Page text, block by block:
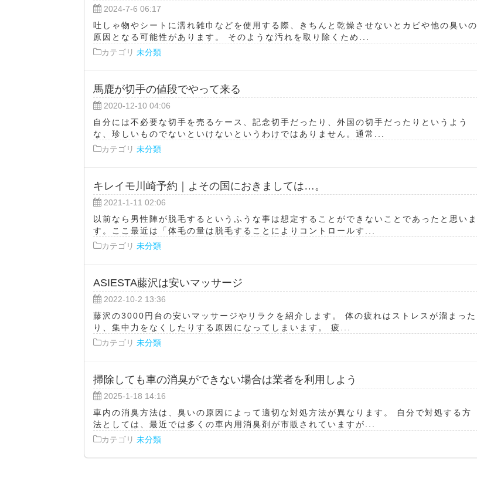
2024-7-6 06:17
吐しゃ物やシートに濡れ雑巾などを使用する際、きちんと乾燥させないとカビや他の臭いの
原因となる可能性があります。 そのような汚れを取り除くため...
カテゴリ 未分類
馬鹿が切手の値段でやって来る
2020-12-10 04:06
自分には不必要な切手を売るケース、記念切手だったり、外国の切手だったりというよう
な、珍しいものでないといけないというわけではありません。通常...
カテゴリ 未分類
キレイモ川崎予約｜よその国におきましては…。
2021-1-11 02:06
以前なら男性陣が脱毛するというふうな事は想定することができないことであったと思いま
す。ここ最近は「体毛の量は脱毛することによりコントロールす...
カテゴリ 未分類
ASIESTA藤沢は安いマッサージ
2022-10-2 13:36
藤沢の3000円台の安いマッサージやリラクを紹介します。 体の疲れはストレスが溜まった
り、集中力をなくしたりする原因になってしまいます。 疲...
カテゴリ 未分類
掃除しても車の消臭ができない場合は業者を利用しよう
2025-1-18 14:16
車内の消臭方法は、臭いの原因によって適切な対処方法が異なります。 自分で対処する方
法としては、最近では多くの車内用消臭剤が市販されていますが...
カテゴリ 未分類